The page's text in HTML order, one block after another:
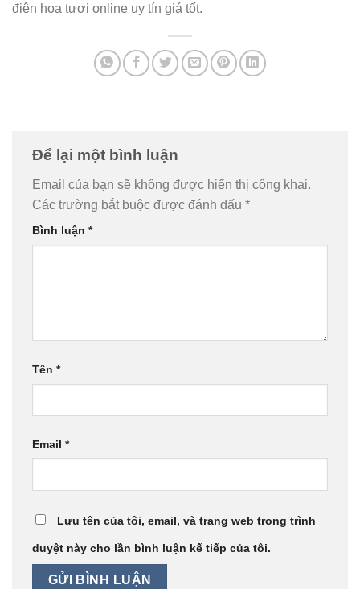
điện hoa tươi online uy tín giá tốt.
Để lại một bình luận
Email của bạn sẽ không được hiển thị công khai.
Các trường bắt buộc được đánh dấu *
Bình luận *
Tên *
Email *
Lưu tên của tôi, email, và trang web trong trình
duyệt này cho lần bình luận kế tiếp của tôi.